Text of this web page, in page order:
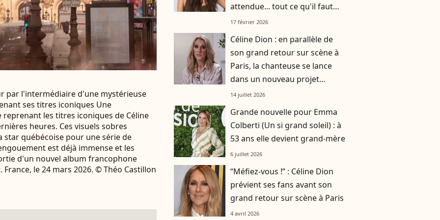
par l'intermédiaire d'une mystérieuse
ses titres iconiques Une
les titres iconiques de Céline
heures. Ces visuels sobres
québécoise pour une série de
est déjà immense et les
d'un nouvel album francophone
le 24 mars 2026. © Théo Castillon
attendue... tout ce qu'il faut
savoir sur cette saison !
17 février 2026
Céline Dion : en parallèle de
son grand retour sur scène à
Paris, la chanteuse se lance
dans un nouveau projet
artistique
14 juillet 2026
Grande nouvelle pour Emma
Colberti (Un si grand soleil) : à
53 ans elle devient grand-mère
6 juillet 2026
“Méfiez-vous !” : Céline Dion
prévient ses fans avant son
grand retour sur scène à Paris
4 avril 2026